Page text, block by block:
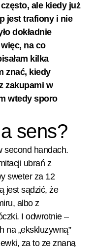
ale kiedy już
jest trafiony i nie
dokładnie
na co
kilka
znać, kiedy
zakupami w
wtedy sporo
sens?
second handach.
ubrań z
sweter za 12
jest sądzić, że
albo z
I odwrotnie –
na „ekskluzywną”
za to ze znaną